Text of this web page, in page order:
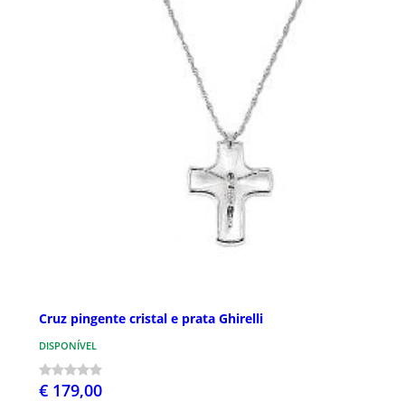
Cruz pingente cristal e prata Ghirelli
DISPONÍVEL
€ 179,00